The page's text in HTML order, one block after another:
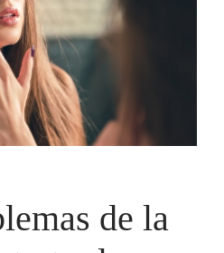
de la